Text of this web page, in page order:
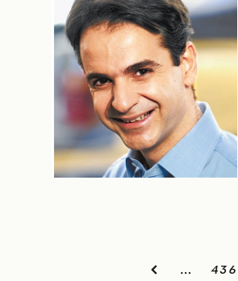
… 436